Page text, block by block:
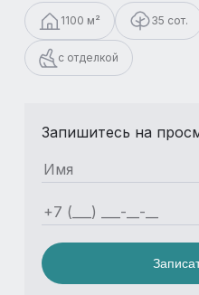
1100 м² 35 сот.
с отделкой
Запишитесь на